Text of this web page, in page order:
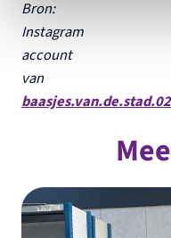
Bron:
Instagram
account
van